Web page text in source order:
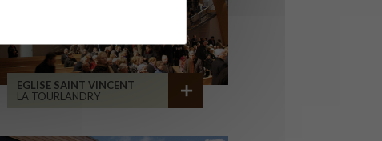
EGLISE SAINT VINCENT
LA TOURLANDRY